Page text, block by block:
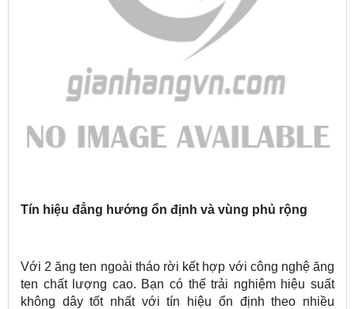
Tín hiệu đẳng hướng ổn định và vùng phủ rộng
Với 2 ăng ten ngoài tháo rời kết hợp với công nghệ ăng
ten chất lượng cao. Bạn có thể trải nghiệm hiệu suất
không dây tốt nhất với tín hiệu ổn định theo nhiều